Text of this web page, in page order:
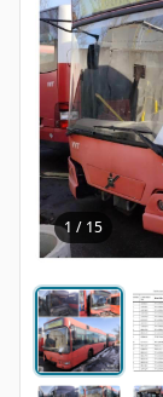
1 / 15